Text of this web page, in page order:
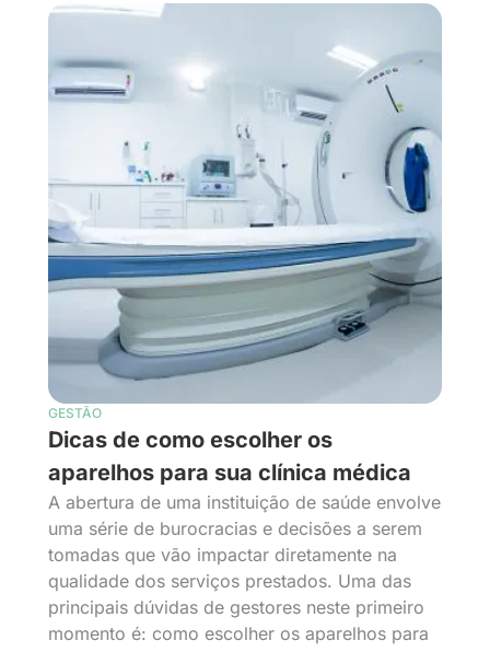
GESTÃO
Dicas de como escolher os
aparelhos para sua clínica médica
A abertura de uma instituição de saúde envolve
uma série de burocracias e decisões a serem
tomadas que vão impactar diretamente na
qualidade dos serviços prestados. Uma das
principais dúvidas de gestores neste primeiro
momento é: como escolher os aparelhos para